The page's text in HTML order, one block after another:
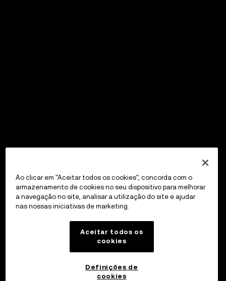
Ao clicar em "Aceitar todos os cookies", concorda com o
armazenamento de cookies no seu dispositivo para melhorar
a navegação no site, analisar a utilização do site e ajudar
nas nossas iniciativas de marketing.
Aceitar todos os
cookies
Definições de
cookies